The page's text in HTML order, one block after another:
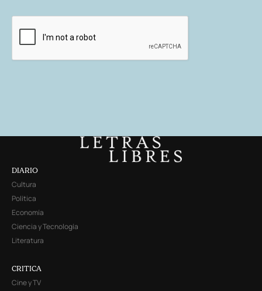
DIARIO
Cultura
Política
Economía
Ciencia y Tecnología
Literatura
CRITICA
Cine y TV